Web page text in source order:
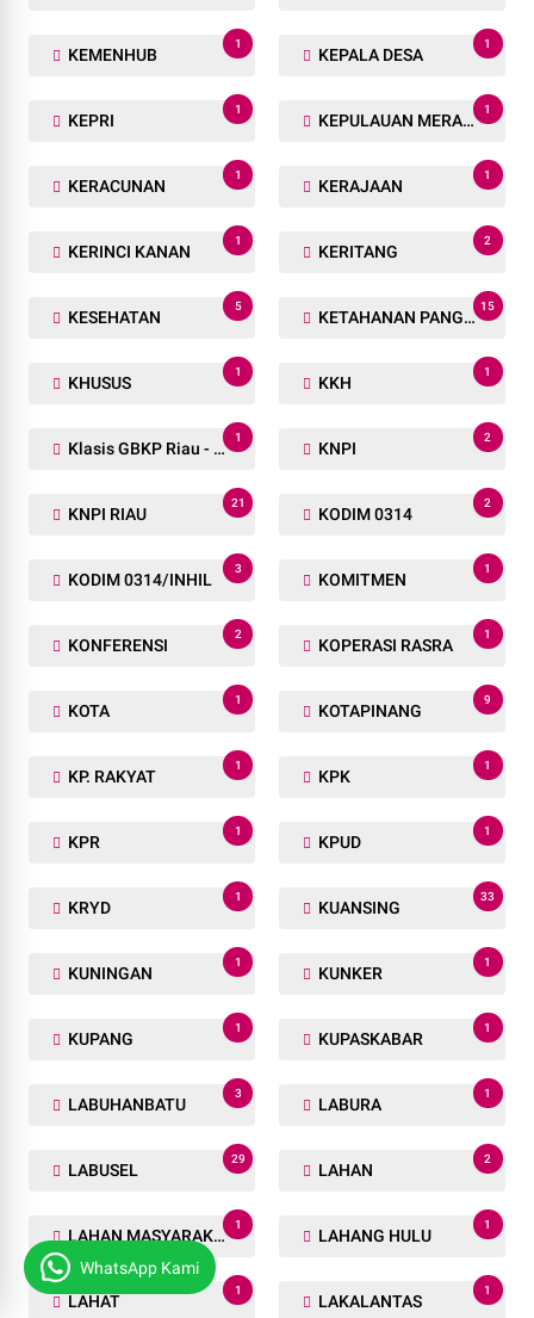
KEMENHUB
1
KEPALA DESA
1
KEPRI
1
KEPULAUAN MERANTI
1
KERACUNAN
1
KERAJAAN
1
KERINCI KANAN
1
KERITANG
2
KESEHATAN
5
KETAHANAN PANGAN
15
KHUSUS
1
KKH
1
Klasis GBKP Riau - Sumbar.
1
KNPI
2
KNPI RIAU
21
KODIM 0314
2
KODIM 0314/INHIL
3
KOMITMEN
1
KONFERENSI
2
KOPERASI RASRA
1
KOTA
1
KOTAPINANG
9
KP. RAKYAT
1
KPK
1
KPR
1
KPUD
1
KRYD
1
KUANSING
33
KUNINGAN
1
KUNKER
1
KUPANG
1
KUPASKABAR
1
LABUHANBATU
3
LABURA
1
LABUSEL
29
LAHAN
2
LAHAN MASYARAKAT
1
LAHANG HULU
1
LAHAT
1
LAKALANTAS
1
WhatsApp Kami